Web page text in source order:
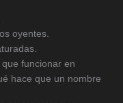
oyentes.
funcionar en
hace que un nombre